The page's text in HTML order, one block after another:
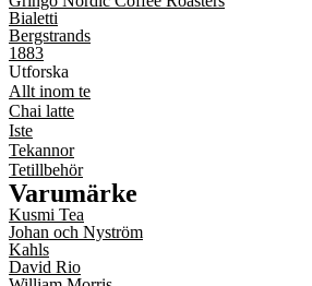
Bialetti
Bergstrands
1883
Utforska
Allt inom te
Chai latte
Iste
Tekannor
Tetillbehör
Varumärke
Kusmi Tea
Johan och Nyström
Kahls
David Rio